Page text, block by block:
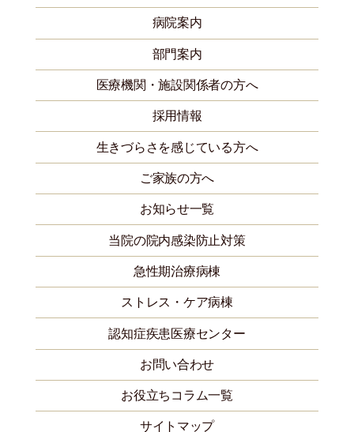
病院案内
部門案内
医療機関・施設関係者の方へ
採用情報
生きづらさを感じている方へ
ご家族の方へ
お知らせ一覧
当院の院内感染防止対策
急性期治療病棟
ストレス・ケア病棟
認知症疾患医療センター
お問い合わせ
お役立ちコラム一覧
サイトマップ